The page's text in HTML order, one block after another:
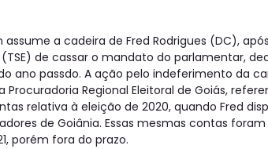
a cadeira de Fred Rodrigues (DC),
(TSE) de cassar o mandato do parlamentar,
ano passdo. A ação pelo indeferimento da
Procuradoria Regional Eleitoral de Goiás,
relativa à eleição de 2020, quando Fred
de Goiânia. Essas mesmas contas
porém fora do prazo.